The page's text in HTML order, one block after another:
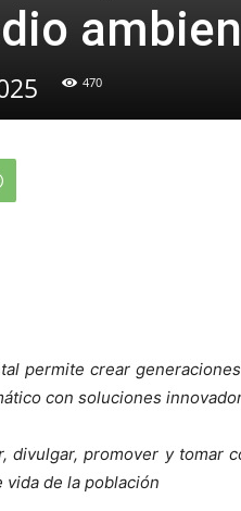
470
permite crear
con soluciones
divulgar, promover y tomar
vida de la población